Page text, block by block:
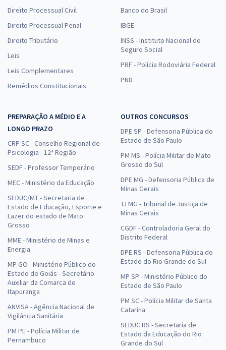
Direito Processual Civil
Direito Processual Penal
Direito Tributário
Leis
Leis Complementares
Remédios Constitucionais
Banco do Brasil
IBGE
INSS - Instituto Nacional do
Seguro Social
PRF - Polícia Rodoviária Federal
PND
PREPARAÇÃO A MÉDIO E A
LONGO PRAZO
CRP SC - Conselho Regional de
Psicologia - 12ª Região
SEDF - Professor Temporário
MEC - Ministério da Educação
SEDUC/MT - Secretaria de
Estado de Educação, Esporte e
Lazer do estado de Mato
Grosso
MME - Ministério de Minas e
Energia
MP GO - Ministério Público do
Estado de Goiás - Secretário
Auxiliar da Comarca de
Itapuranga
ANVISA - Agência Nacional de
Vigilância Sanitária
PM PE - Polícia Militar de
Pernambuco
OUTROS CONCURSOS
DPE SP - Defensoria Pública do
Estado de São Paulo
PM MS - Polícia Militar de Mato
Grosso do Sul
DPE MG - Defensoria Pública de
Minas Gerais
TJ MG - Tribunal de Justiça de
Minas Gerais
CGDF - Controladoria Geral do
Distrito Federal
DPE RS - Defensoria Pública do
Estado do Rio Grande do Sul
MP SP - Ministério Público do
Estado de São Paulo
PM SC - Polícia Militar de Santa
Catarina
SEDUC RS - Secretaria de
Estado da Educação do Rio
Grande do Sul